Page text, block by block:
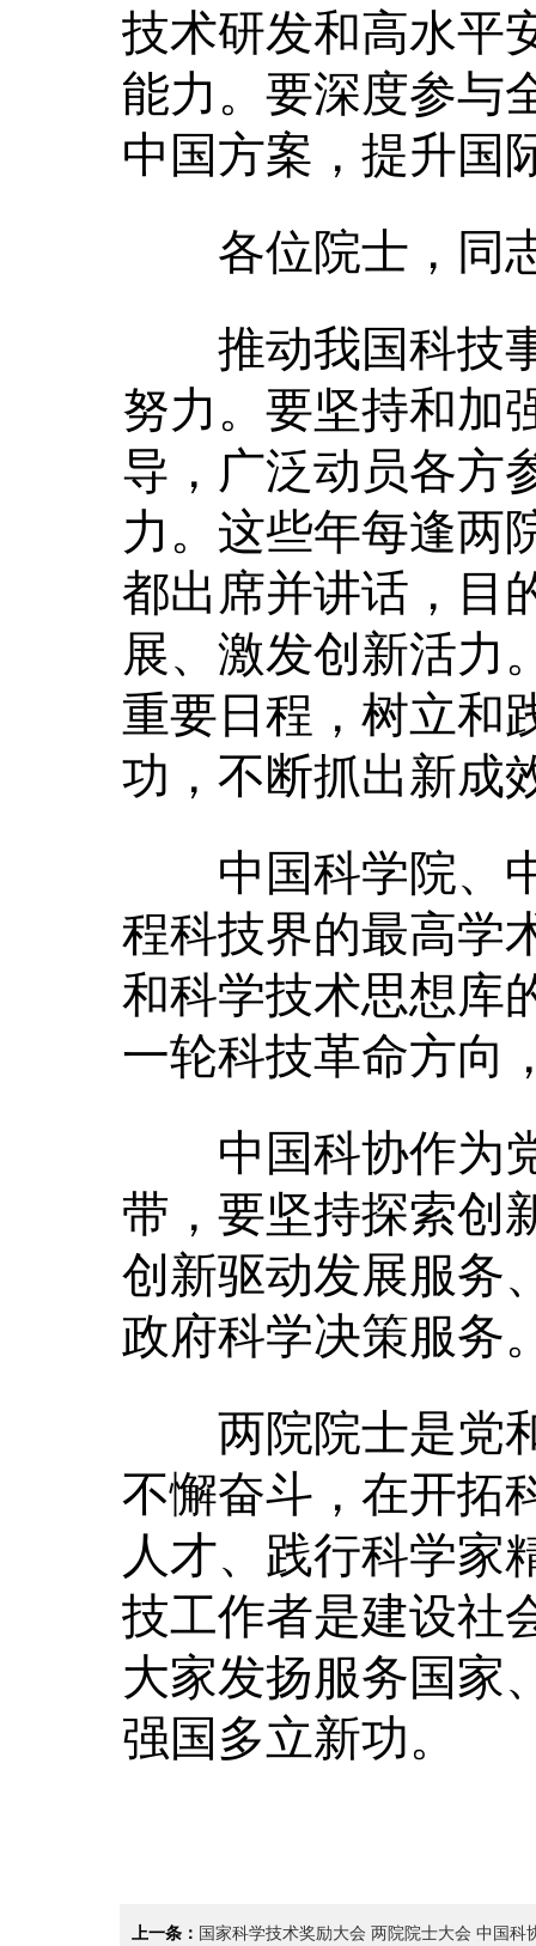
技术研发和高水平
能力。要深度参与
中国方案，提升国
各位院士，同
推动我国科技事
努力。要坚持和加
导，广泛动员各方
力。这些年每逢两
都出席并讲话，目
展、激发创新活力
重要日程，树立和
功，不断抓出新成
中国科学院、中
程科技界的最高学
和科学技术思想库
一轮科技革命方向
中国科协作为党
带，要坚持探索创
创新驱动发展服务
政府科学决策服务
两院院士是党和
不懈奋斗，在开拓
人才、践行科学家
技工作者是建设社
大家发扬服务国家
强国多立新功。
上一条： 国家科学技术奖励大会 两院院士大会 中国